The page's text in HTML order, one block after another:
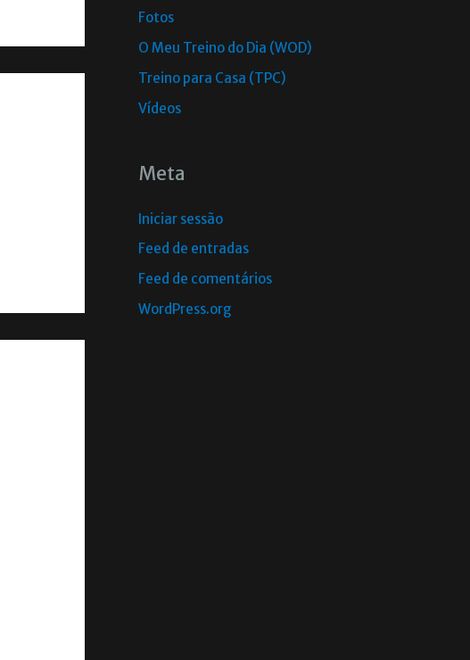
Fotos
O Meu Treino do Dia (WOD)
Treino para Casa (TPC)
Vídeos
Meta
Iniciar sessão
Feed de entradas
Feed de comentários
WordPress.org